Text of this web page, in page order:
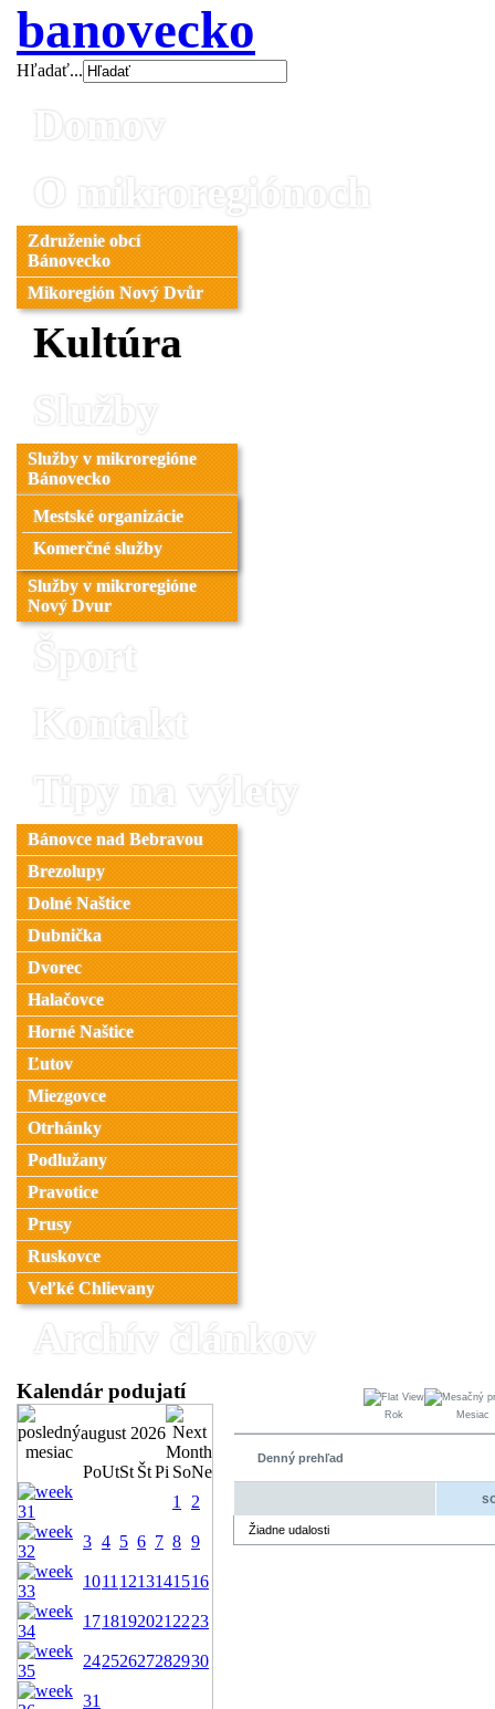
banovecko
Hľadať...
Domov
O mikroregiónoch
Združenie obcí
Bánovecko
Mikoregión Nový Dvůr
Kultúra
Služby
Služby v mikroregióne
Bánovecko
Mestské organizácie
Komerčné služby
Služby v mikroregióne
Nový Dvur
Šport
Kontakt
Tipy na výlety
Bánovce nad Bebravou
Brezolupy
Dolné Naštice
Dubnička
Dvorec
Halačovce
Horné Naštice
Ľutov
Miezgovce
Otrhánky
Podlužany
Pravotice
Prusy
Ruskovce
Veľké Chlievany
Archív článkov
Rok Mesiac
Denný prehľad
Žiadne udalosti
Kalendár podujatí
august 2026
PoUtSt ŠtPi SoNe
1
2
3 4 5 6 7 8 9
1011 1213141516
1718192021 2223
24252627282930
31